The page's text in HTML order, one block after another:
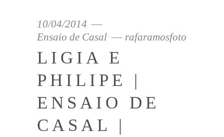
10/04/2014
Ensaio de Casal
rafaramosfoto
LIGIA E
PHILIPE |
ENSAIO DE
CASAL |